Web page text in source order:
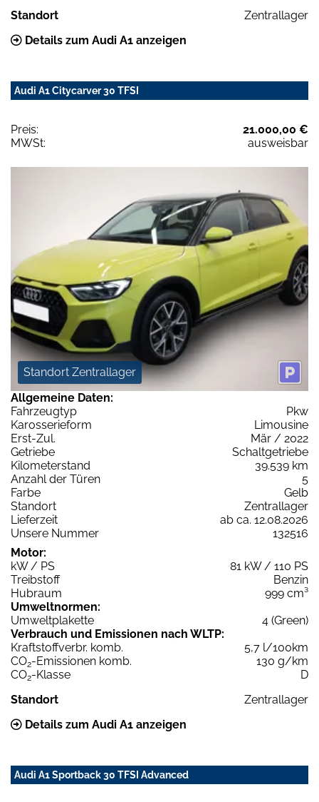
Standort
Zentrallager
Details zum Audi A1 anzeigen
Audi A1 Citycarver 30 TFSI
Preis:
21.000,00 €
MWSt:
ausweisbar
Standort Zentrallager
Allgemeine Daten:
Fahrzeugtyp
Pkw
Karosserieform
Limousine
Erst-Zul.
Mär / 2022
Getriebe
Schaltgetriebe
Kilometerstand
39.539 km
Anzahl der Türen
5
Farbe
Gelb
Standort
Zentrallager
Lieferzeit
ab ca. 12.08.2026
Unsere Nummer
132516
Motor:
kW / PS
81 kW / 110 PS
Treibstoff
Benzin
Hubraum
999 cm³
Umweltnormen:
Umweltplakette
4 (Green)
Verbrauch und Emissionen nach WLTP:
Kraftstoffverbr. komb.
5,7 l/100km
CO2-Emissionen komb.
130 g/km
CO2-Klasse
D
Standort
Zentrallager
Details zum Audi A1 anzeigen
Audi A1 Sportback 30 TFSI Advanced